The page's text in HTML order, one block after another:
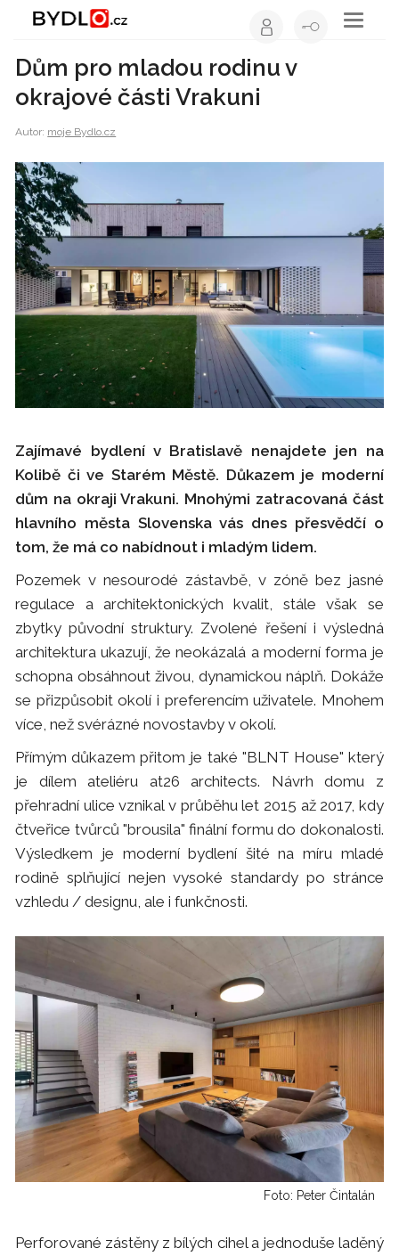
Toggle
Dům pro mladou rodinu v
okrajové části Vrakuni
Autor: moje Bydlo.cz
Zajímavé bydlení v Bratislavě nenajdete jen na
Kolibě či ve Starém Městě. Důkazem je moderní
dům na okraji Vrakuni. Mnohými zatracovaná část
hlavního města Slovenska vás dnes přesvědčí o
tom, že má co nabídnout i mladým lidem.
Pozemek v nesourodé zástavbě, v zóně bez jasné
regulace a architektonických kvalit, stále však se
zbytky původní struktury. Zvolené řešení i výsledná
architektura ukazují, že neokázalá a moderní forma je
schopna obsáhnout živou, dynamickou náplň. Dokáže
se přizpůsobit okolí i preferencím uživatele. Mnohem
více, než svérázné novostavby v okolí.
Přímým důkazem přitom je také "BLNT House" který
je dílem ateliéru at26 architects. Návrh domu z
přehradní ulice vznikal v průběhu let 2015 až 2017, kdy
čtveřice tvůrců "brousila" finální formu do dokonalosti.
Výsledkem je moderní bydlení šité na míru mladé
rodině splňující nejen vysoké standardy po stránce
vzhledu / designu, ale i funkčnosti.
Foto: Peter Čintalán
Perforované zástěny z bílých cihel a jednoduše laděný